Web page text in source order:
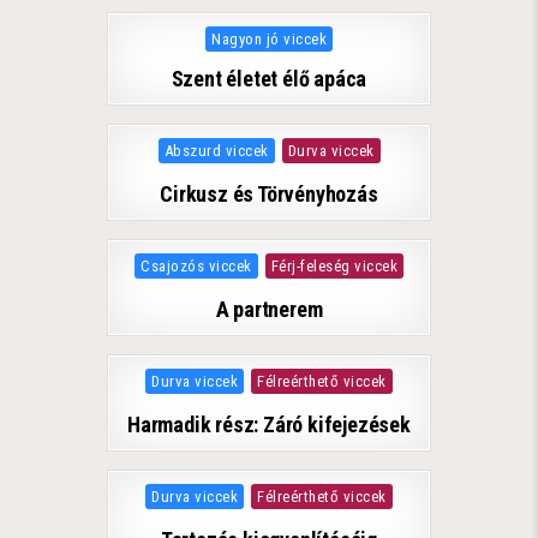
Posted in
Nagyon jó viccek
Szent életet élő apáca
Posted in
Abszurd viccek Durva viccek
Cirkusz és Törvényhozás
Posted in
Csajozós viccek Férj-feleség viccek
A partnerem
Posted in
Durva viccek Félreérthető viccek
Harmadik rész: Záró kifejezések
Posted in
Durva viccek Félreérthető viccek